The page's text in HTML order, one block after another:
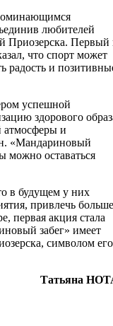
любителей
Приозерска. Первый
что спорт может
радость и
успешной
здорового
атмосферы и
«Мандариновый
можно оставаться
в будущем у них
привлечь больше
первая акция стала
забег» имеет
символом его
Татьяна